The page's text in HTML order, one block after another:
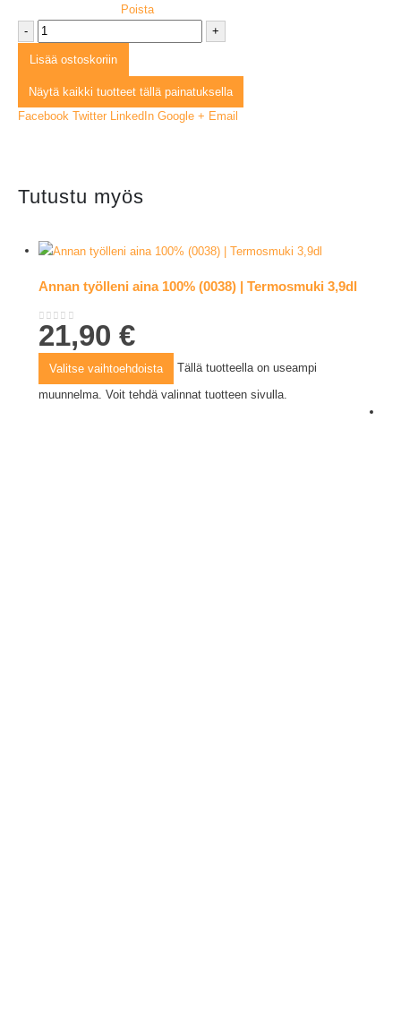
Poista
-
+
Lisää ostoskoriin
Näytä kaikki tuotteet tällä painatuksella
Facebook Twitter LinkedIn Google + Email
Tutustu myös
Annan työlleni aina 100% (0038) | Termosmuki 3,9dl
0out of 5
21,90€
Valitse vaihtoehdoista Tällä tuotteella on useampi
muunnelma. Voit tehdä valinnat tuotteen sivulla.